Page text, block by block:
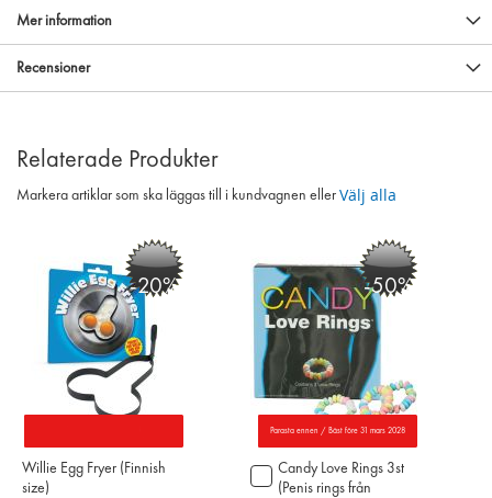
Mer information
Recensioner
Relaterade Produkter
Markera artiklar som ska läggas till i kundvagnen eller Välj alla
-20%
Willie Egg Fryer (Finnish
size)
Parasta ennen / Bäst före 31 mars 2028
-50%
Candy Love Rings 3st
(Penis rings från
Lägg
till